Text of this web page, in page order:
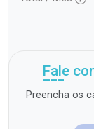
Fale
Preencha os